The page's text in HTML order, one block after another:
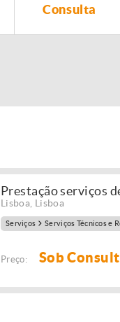
Remodelação de
imóveis!
Consulta
Prestação serviços
Lisboa Lisboa
Serviços Serviços Técnicos e
Preço: Sob